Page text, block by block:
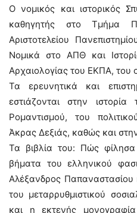
Ο νομικός και ιστορικός
καθηγητής στο Τμήμα
Αριστοτελείου
Νομικά στο ΑΠΘ και
Αρχαιολογίας του ΕΚΠΑ, του
Τα ερευνητικά και
εστιάζονται στην
Ρομαντισμού, του
Άκρας Δεξιάς, καθώς και
Τα βιβλία του: Πώς
βήματα του ελληνικού
Αλέξανδρος Παπαναστασίου
του μεταρρυθμιστικού
και η εκτενής